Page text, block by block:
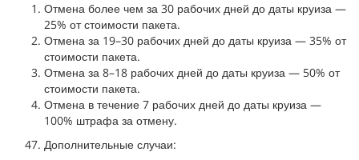
Отмена более чем за 30 рабочих дней до даты круиза —
25% от стоимости пакета.
Отмена за 19–30 рабочих дней до даты круиза — 35% от
стоимости пакета.
Отмена за 8–18 рабочих дней до даты круиза — 50% от
стоимости пакета.
Отмена в течение 7 рабочих дней до даты круиза —
100% штрафа за отмену.
Дополнительные случаи: